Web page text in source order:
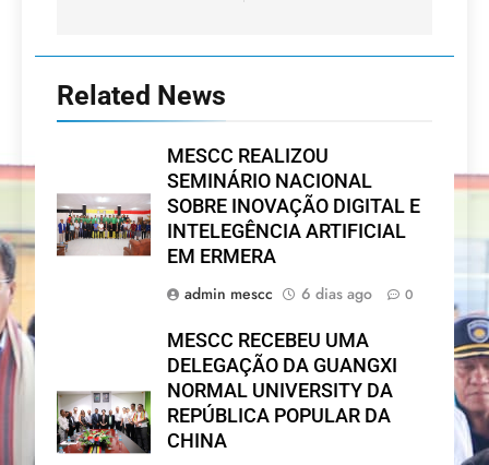
Related News
MESCC REALIZOU
SEMINÁRIO NACIONAL
SOBRE INOVAÇÃO DIGITAL E
INTELEGÊNCIA ARTIFICIAL
EM ERMERA
admin mescc
6 dias ago 0
MESCC RECEBEU UMA
DELEGAÇÃO DA GUANGXI
NORMAL UNIVERSITY DA
REPÚBLICA POPULAR DA
CHINA